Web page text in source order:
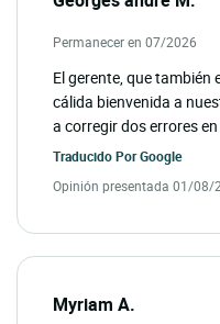
Permanecer en 07/2026
El gerente, que también
cálida bienvenida a
a corregir dos errores
Traducido PorGoogle
Opinión presentada 01/08/
Myriam A.